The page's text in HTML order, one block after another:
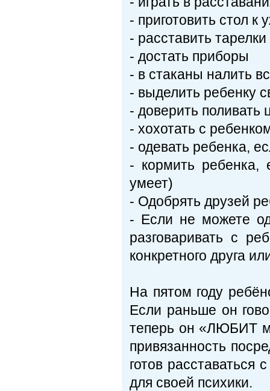
- приготовить стол к
- расставить тарелки
- достать приборы
- в стаканы налить
- выделить ребенку
- доверить поливать
- хохотать с
- одевать ребенка,
- кормить
умеет)
- Одобрять друзей
- Если не можете
разговаривать с
конкретного друга
На пятом году
Если раньше он
теперь он «ЛЮБИТ
привязанность
готов расставаться
для своей психики.